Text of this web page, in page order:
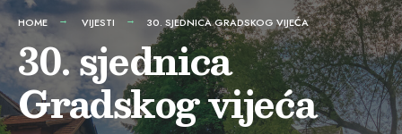
HOME VIJESTI 30. SJEDNICA GRADSKOG VIJEĆA
30. sjednica
Gradskog vijeća